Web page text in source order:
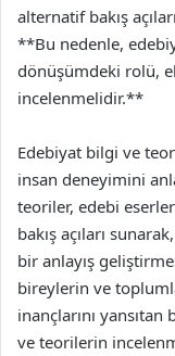
alternatif bakış
**Bu nedenle,
dönüşümdeki rolü,
incelenmelidir.**
Edebiyat bilgi ve
insan deneyimini
teoriler, edebi
bakış açıları
bir anlayış
bireylerin ve
inançlarını
ve teorilerin